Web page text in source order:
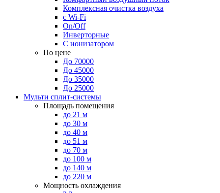
Комплексная очистка воздуха
с Wi-Fi
On/Off
Инверторные
С ионизатором
По цене
До 70000
До 45000
До 35000
До 25000
Мульти сплит-системы
Площадь помещения
до 21 м
до 30 м
до 40 м
до 51 м
до 70 м
до 100 м
до 140 м
до 220 м
Мощность охлаждения